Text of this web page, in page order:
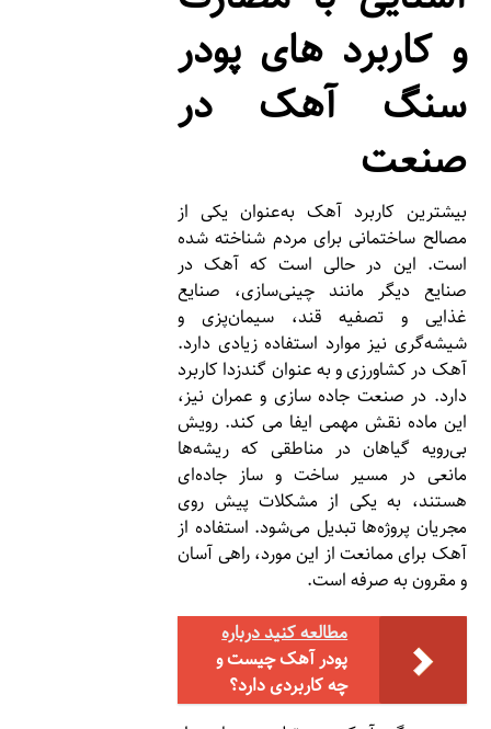
و کاربرد های پودر
سنگ آهک در
صنعت
بیشترین کاربرد آهک به‌عنوان یکی از
مصالح ساختمانی برای مردم شناخته شده
است. این در حالی است که آهک در
صنایع دیگر مانند چینی‌سازی، صنایع
غذایی و تصفیه قند، سیمان‌پزی و
شیشه‌گری نیز موارد استفاده زیادی دارد.
آهک در کشاورزی و به عنوان گندزدا کاربرد
دارد. در صنعت جاده سازی و عمران نیز،
این ماده نقش مهمی ایفا می کند. رویش
بی‌رویه گیاهان در مناطقی که ریشه‌ها
مانعی در مسیر ساخت و ساز جاده‌ای
هستند، به یکی از مشکلات پیش روی
مجریان پروژه‌ها تبدیل می‌شود. استفاده از
آهک برای ممانعت از این مورد، راهی آسان
و مقرون به صرفه است.
مطالعه کنید درباره‌
پودر آهک چیست و
چه کاربردی دارد؟